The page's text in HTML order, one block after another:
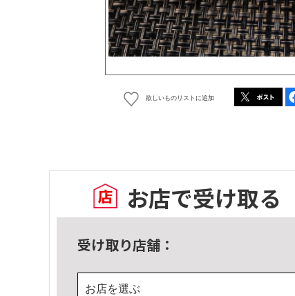
欲しいものリストに追加
お店で受け取る
受け取り店舗：
お店を選ぶ